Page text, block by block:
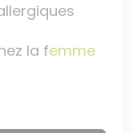
la femme